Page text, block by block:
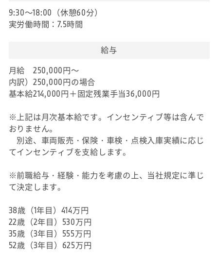
9:30～18:00（休憩60分）
実労働時間：7.5時間
給与
月給 250,000円～
内訳）250,000円の場合
基本給214,000円＋固定残業手当36,000円
※上記は月次基本給です。インセンティブ等は含んで
おりません。
別途、車両販売・保険・車検・点検入庫実績に応じ
てインセンティブを支給します。
※前職給与・経験・能力を考慮の上、当社規定に準じ
て決定します。
38歳（1年目）414万円
22歳（2年目）530万円
35歳（3年目）555万円
52歳（3年目）625万円